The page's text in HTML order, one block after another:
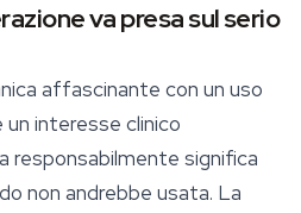
va presa sul serio
affascinante con un uso
interesse clinico
responsabilmente significa
non andrebbe usata. La